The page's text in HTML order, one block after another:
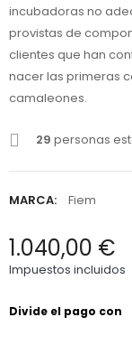
incubadoras no
provistas de
clientes que han
nacer las primeras
camaleones.
29 personas
MARCA: Fiem
1.040,00 €
Impuestos incluidos